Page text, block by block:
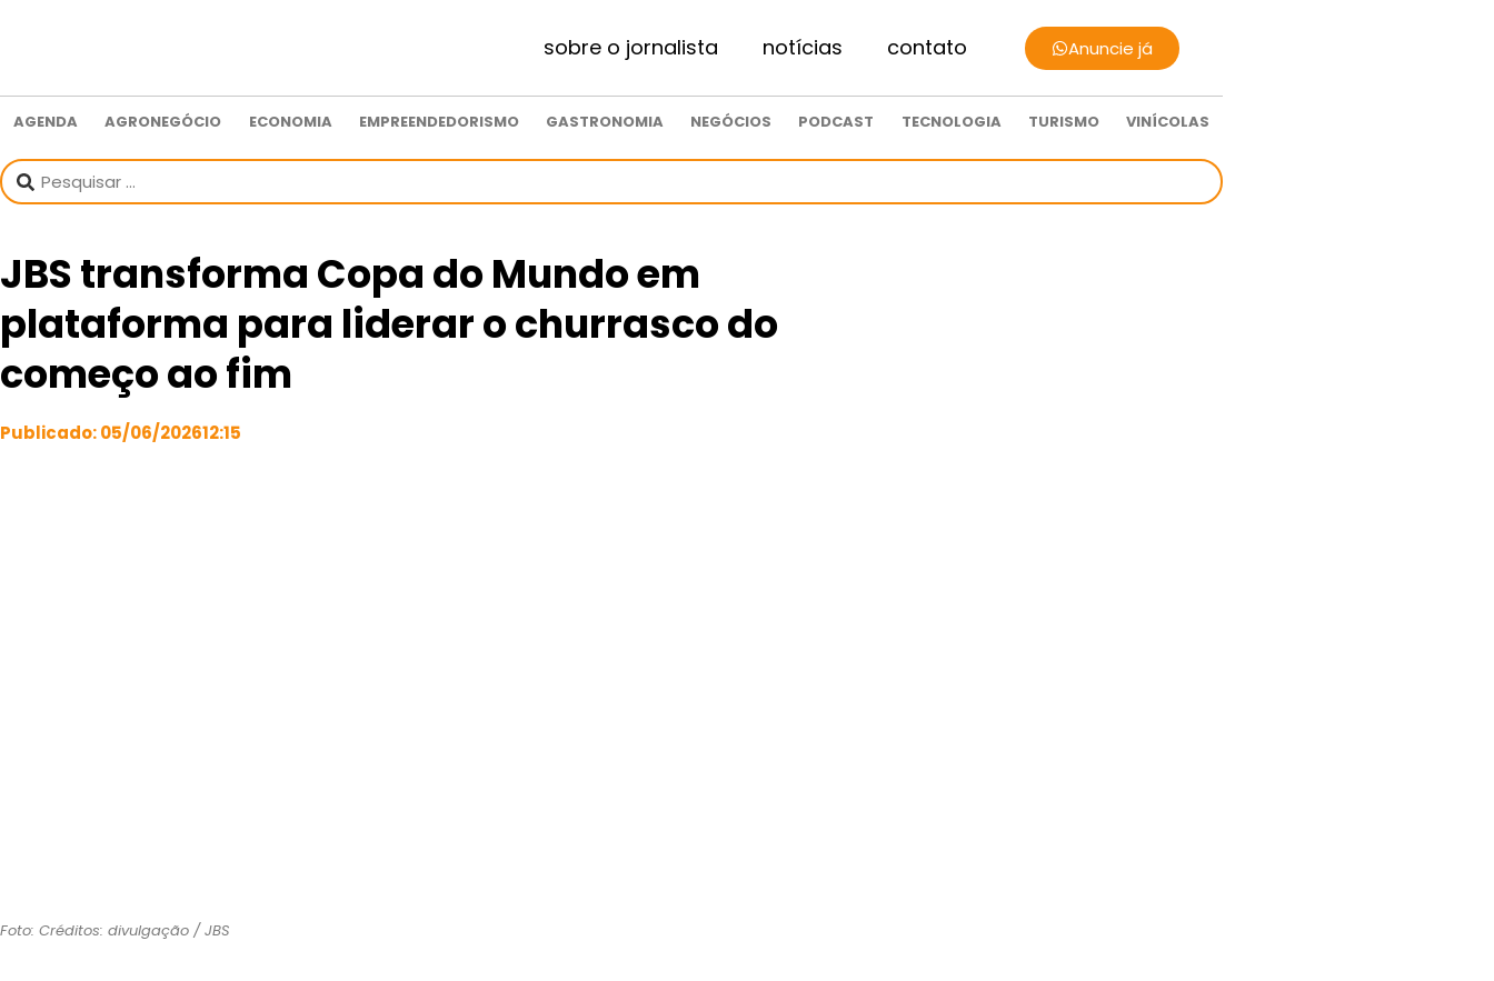
sobre o jornalista notícias contato Anuncie já
AGENDA AGRONEGÓCIO ECONOMIA EMPREENDEDORISMO GASTRONOMIA NEGÓCIOS PODCAST TECNOLOGIA TURISMO VINÍCOLAS
JBS transforma Copa do Mundo em
plataforma para liderar o churrasco do
começo ao fim
Publicado:05/06/202612:15
Foto: Créditos: divulgação / JBS